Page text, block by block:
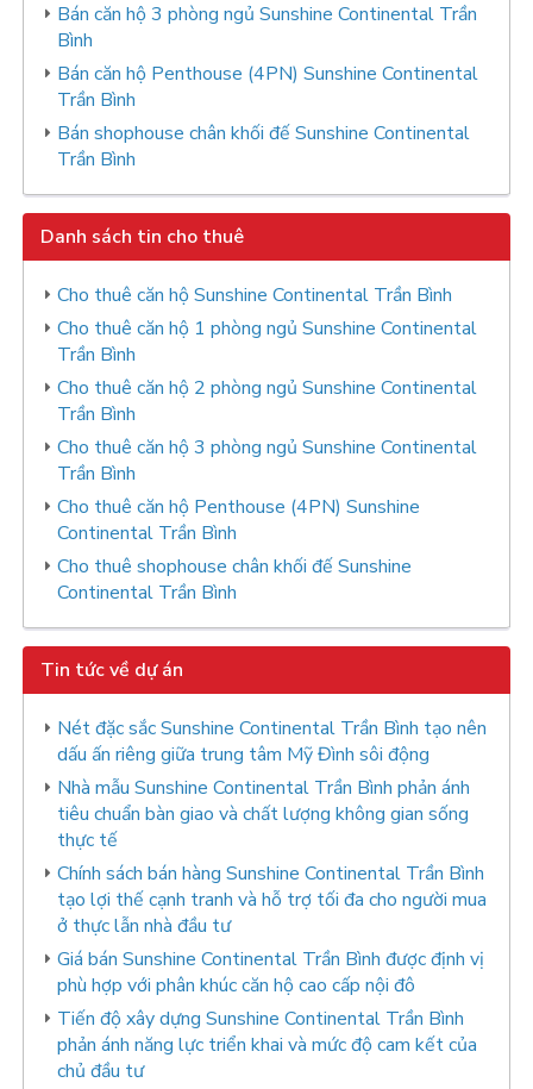
Bán căn hộ 3 phòng ngủ Sunshine Continental Trần
Bình
Bán căn hộ Penthouse (4PN) Sunshine Continental
Trần Bình
Bán shophouse chân khối đế Sunshine Continental
Trần Bình
Danh sách tin cho thuê
Cho thuê căn hộ Sunshine Continental Trần Bình
Cho thuê căn hộ 1 phòng ngủ Sunshine Continental
Trần Bình
Cho thuê căn hộ 2 phòng ngủ Sunshine Continental
Trần Bình
Cho thuê căn hộ 3 phòng ngủ Sunshine Continental
Trần Bình
Cho thuê căn hộ Penthouse (4PN) Sunshine
Continental Trần Bình
Cho thuê shophouse chân khối đế Sunshine
Continental Trần Bình
Tin tức về dự án
Nét đặc sắc Sunshine Continental Trần Bình tạo nên
dấu ấn riêng giữa trung tâm Mỹ Đình sôi động
Nhà mẫu Sunshine Continental Trần Bình phản ánh
tiêu chuẩn bàn giao và chất lượng không gian sống
thực tế
Chính sách bán hàng Sunshine Continental Trần Bình
tạo lợi thế cạnh tranh và hỗ trợ tối đa cho người mua
ở thực lẫn nhà đầu tư
Giá bán Sunshine Continental Trần Bình được định vị
phù hợp với phân khúc căn hộ cao cấp nội đô
Tiến độ xây dựng Sunshine Continental Trần Bình
phản ánh năng lực triển khai và mức độ cam kết của
chủ đầu tư